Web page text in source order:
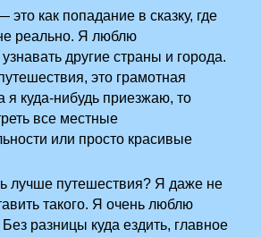
как попадание в сказку, где
реально. Я люблю
другие страны и города.
это грамотная
я куда-нибудь приезжаю, то
все местные
или просто красивые
лучше путешествия? Я даже не
такого. Я очень люблю
разницы куда ездить, главное